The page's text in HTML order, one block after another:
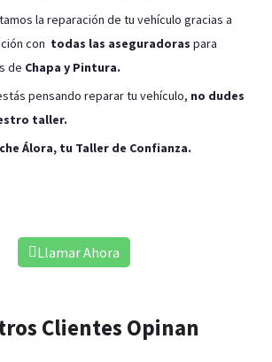
la reparación de tu vehículo gracias a
con todas las aseguradoras para
de Chapa y Pintura.
pensando reparar tu vehículo, no dudes
taller.
Álora, tu Taller de Confianza.
Llamar Ahora
Clientes Opinan